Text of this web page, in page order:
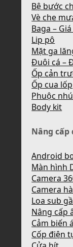
Bệ bước
Vè che
Baga –
Lip pô
Mặt ga
Đuôi cá –
Ốp cản
Ốp cua lốp
Phuộc
Body kit
Nâng cấp
Android
Màn hình
Camera
Camera
Loa sub
Nâng cấp
Cảm biến
Cốp điện